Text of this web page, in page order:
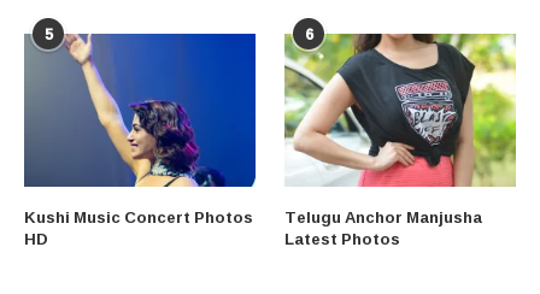
5
Kushi Music Concert Photos
HD
6
Telugu Anchor Manjusha
Latest Photos